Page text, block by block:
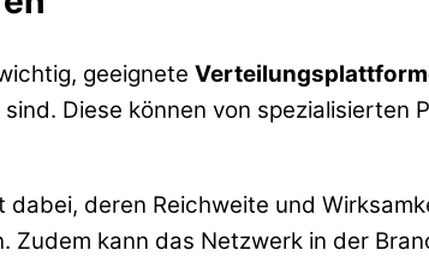
geeignete
Diese können von spezialisierten
deren Reichweite und
kann das Netzwerk in der